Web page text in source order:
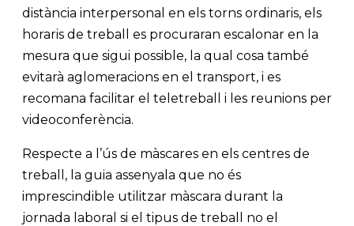
distància interpersonal en els torns ordinaris, els
horaris de treball es procuraran escalonar en la
mesura que sigui possible, la qual cosa també
evitarà aglomeracions en el transport, i es
recomana facilitar el teletreball i les reunions per
videoconferència.
Respecte a l’ús de màscares en els centres de
treball, la guia assenyala que no és
imprescindible utilitzar màscara durant la
jornada laboral si el tipus de treball no el